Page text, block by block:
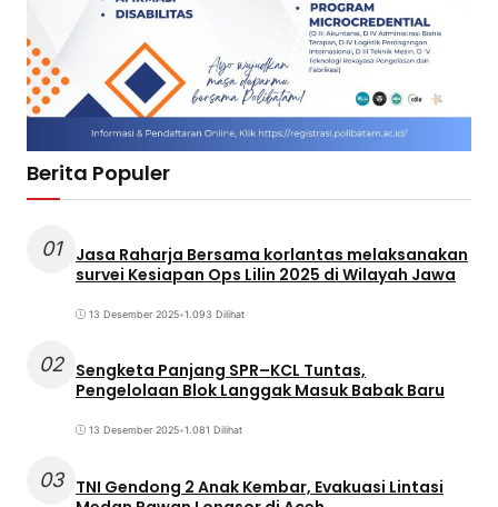
Berita Populer
01
Jasa Raharja Bersama korlantas melaksanakan
survei Kesiapan Ops Lilin 2025 di Wilayah Jawa
13 Desember 2025•1.093 Dilihat
02 Sengketa Panjang SPR–KCL Tuntas,
Pengelolaan Blok Langgak Masuk Babak Baru
13 Desember 2025•1.081 Dilihat
03 TNI Gendong 2 Anak Kembar, Evakuasi Lintasi